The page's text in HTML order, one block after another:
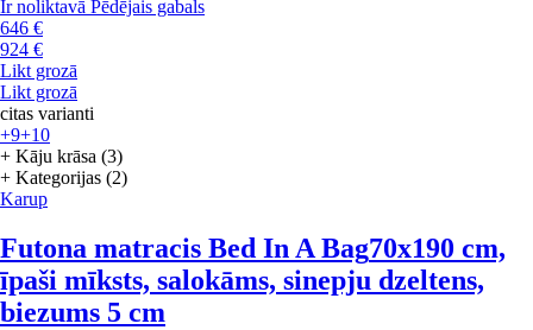
Ir noliktavā Pēdējais gabals
646 €
924 €
Likt grozā
Likt grozā
citas varianti
+9+10
+ Kāju krāsa (3)
+ Kategorijas (2)
Karup
Futona matracis Bed In A Bag70x190 cm,
īpaši mīksts, salokāms, sinepju dzeltens,
biezums 5 cm